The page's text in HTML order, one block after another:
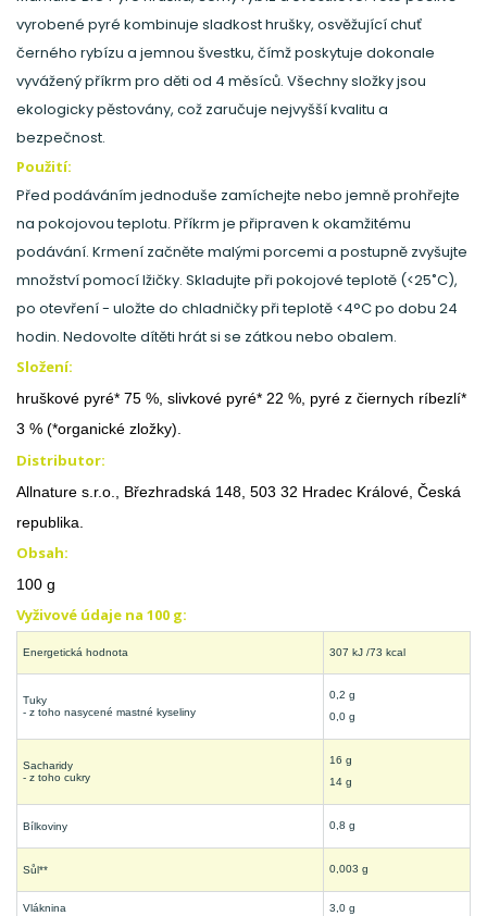
vyrobené pyré kombinuje sladkost hrušky, osvěžující chuť
černého rybízu a jemnou švestku, čímž poskytuje dokonale
vyvážený příkrm pro děti od 4 měsíců. Všechny složky jsou
ekologicky pěstovány, což zaručuje nejvyšší kvalitu a
bezpečnost.
Použití:
Před podáváním jednoduše zamíchejte nebo jemně prohřejte
na pokojovou teplotu. Příkrm je připraven k okamžitému
podávání. Krmení začněte malými porcemi a postupně zvyšujte
množství pomocí lžičky. Skladujte při pokojové teplotě (<25˚C),
po otevření - uložte do chladničky při teplotě <4°C po dobu 24
hodin. Nedovolte dítěti hrát si se zátkou nebo obalem.
Složení:
hruškové pyré* 75 %, slivkové pyré* 22 %, pyré z čiernych ríbezlí*
3 % (*organické zložky).
Distributor:
Allnature s.r.o., Březhradská 148, 503 32 Hradec Králové, Česká
republika.
Obsah:
100 g
Vyživové údaje na 100 g:
Energetická hodnota 307 kJ /73 kcal
Tuky
- z toho nasycené mastné kyseliny
0,2 g
0,0 g
Sacharidy
- z toho cukry
16 g
14 g
Bílkoviny 0,8 g
Sůl** 0,003 g
Vláknina 3,0 g